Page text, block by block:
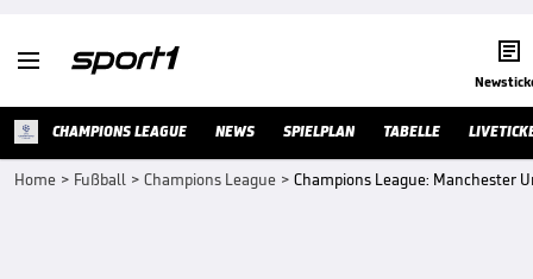
 
CHAMPIONS LEAGUE NEWS SPIELPLAN TABELLE
Home > Fußball > Champions League > Champions League: Manchester